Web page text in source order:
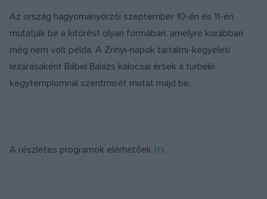
Az ország hagyományőrzői szeptember 10-én és 11-én
mutatják be a kitörést olyan formában, amelyre korábban
még nem volt példa. A Zrínyi-napok tartalmi-kegyeleti
lezárásaként Bábel Balázs kalocsai érsek a turbéki
kegytemplomnál szentmisét mutat majd be.
A részletes programok elérhetőek itt.